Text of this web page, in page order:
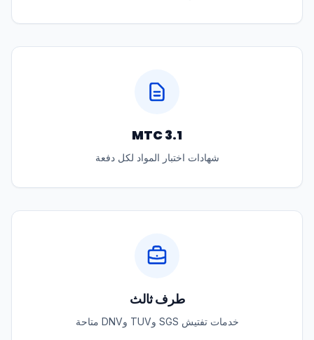
MTC 3.1
شهادات اختبار المواد لكل دفعة
طرف ثالث
خدمات تفتيش SGS وTUV وDNV متاحة